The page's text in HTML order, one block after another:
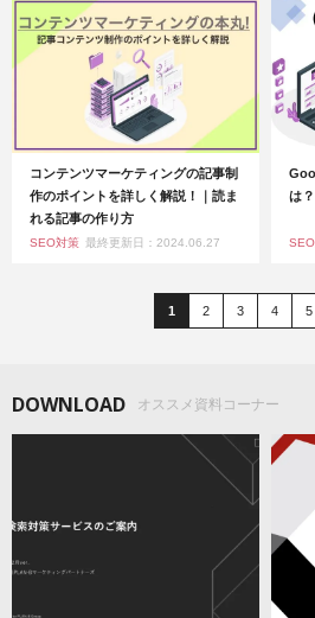
コンテンツマーケティングの記事制
作のポイントを詳しく解説！｜読ま
れる記事の作り方
SEO対策 最終更新日：2024.06.27
は
1 2 3 4 5
DOWNLOAD オススメ資料コーナー